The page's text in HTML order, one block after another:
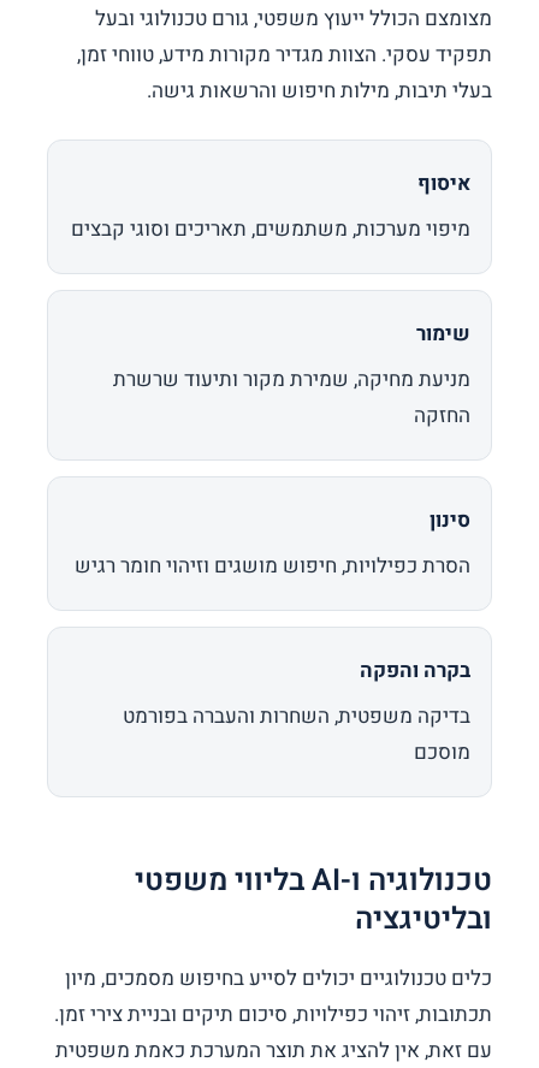
מצומצם הכולל ייעוץ משפטי, גורם טכנולוגי ובעל
תפקיד עסקי. הצוות מגדיר מקורות מידע, טווחי זמן,
בעלי תיבות, מילות חיפוש והרשאות גישה.
איסוף
מיפוי מערכות, משתמשים, תאריכים וסוגי קבצים
שימור
מניעת מחיקה, שמירת מקור ותיעוד שרשרת
החזקה
סינון
הסרת כפילויות, חיפוש מושגים וזיהוי חומר רגיש
בקרה והפקה
בדיקה משפטית, השחרות והעברה בפורמט
מוסכם
טכנולוגיה ו-AI בליווי משפטי
ובליטיגציה
כלים טכנולוגיים יכולים לסייע בחיפוש מסמכים, מיון
תכתובות, זיהוי כפילויות, סיכום תיקים ובניית צירי זמן.
עם זאת, אין להציג את תוצר המערכת כאמת משפטית